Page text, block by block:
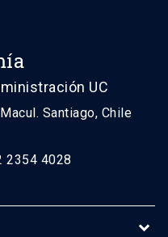
UC
Santiago, Chile
2354 4028